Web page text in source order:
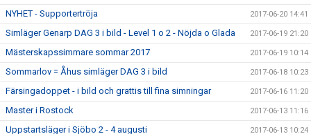
NYHET - Supportertröja 2017-06-20 14:41
Simläger Genarp DAG 3 i bild - Level 1 o 2 - Nöjda o Glada 2017-06-19 21:20
Mästerskapssimmare sommar 2017 2017-06-19 10:14
Sommarlov = Åhus simläger DAG 3 i bild 2017-06-18 10:23
Färsingadoppet - i bild och grattis till fina simningar 2017-06-16 11:20
Master i Rostock 2017-06-13 11:16
Uppstartsläger i Sjöbo 2 - 4 augusti 2017-06-13 10:24